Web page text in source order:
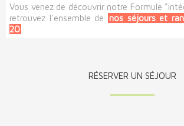
Vous venez de découvrir notre Formule "intégrale en 16 jours",
retrouvez l'ensemble de
nos séjours et
20
RÉSERVER UN SÉJOUR